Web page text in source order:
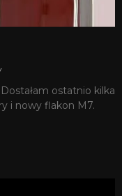
ostatnio kilka
i nowy flakon M7.